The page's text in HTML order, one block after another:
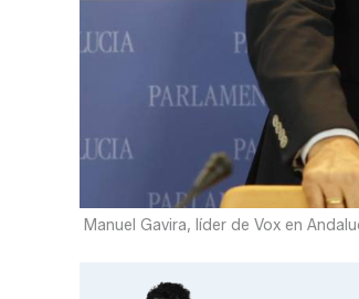
Manuel Gavira, líder de Vox en